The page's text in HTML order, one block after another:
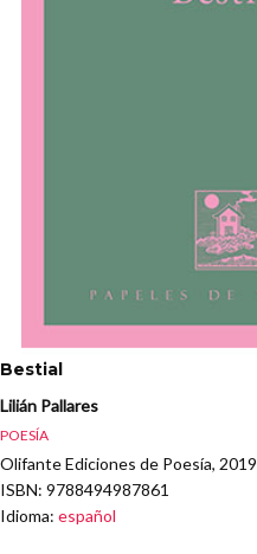
Bestial
Lilián Pallares
POESÍA
Olifante Ediciones de Poesía, 2019
ISBN: 9788494987861
Idioma: español